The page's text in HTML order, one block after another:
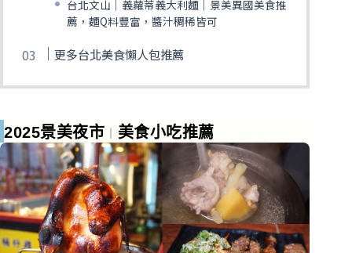
台北文山｜義蘿蒂義大利麵｜景美異國美食推
薦，麵Q料豐富，醬汁稠稀皆可
更多台北美食懶人包推薦
2025景美夜市 美食小吃推薦